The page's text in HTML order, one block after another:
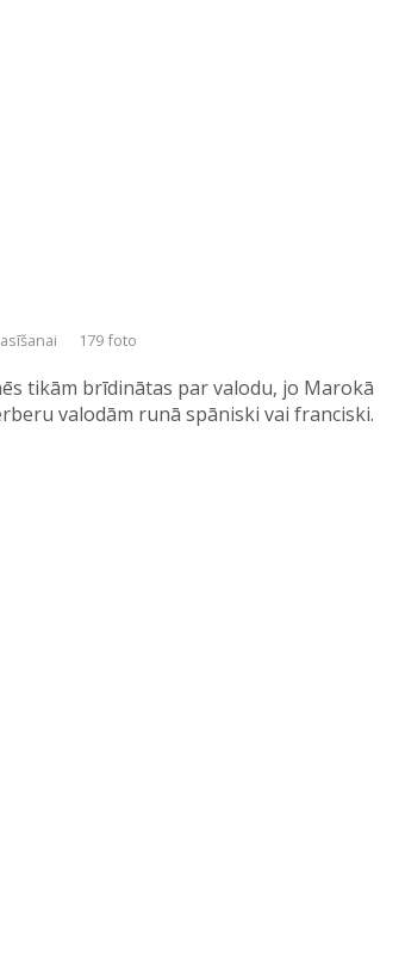
179 foto
tikām brīdinātas par valodu, jo Marokā
valodām runā spāniski vai franciski.